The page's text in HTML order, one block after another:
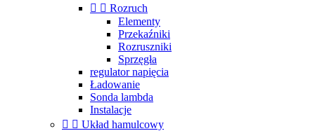
  Rozruch
Elementy
Przekaźniki
Rozruszniki
Sprzęgła
regulator napięcia
Ładowanie
Sonda lambda
Instalacje
  Układ hamulcowy